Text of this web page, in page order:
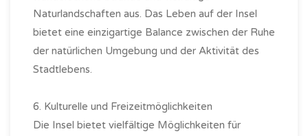
Naturlandschaften aus. Das Leben auf der Insel
bietet eine einzigartige Balance zwischen der Ruhe
der natürlichen Umgebung und der Aktivität des
Stadtlebens.
6. Kulturelle und Freizeitmöglichkeiten
Die Insel bietet vielfältige Möglichkeiten für